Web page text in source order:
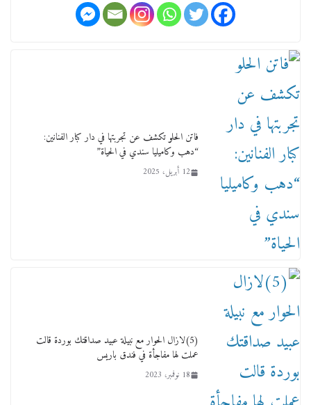
فاتن الحلو تكشف عن تجربتها في دار كبار الفنانين:
“دهب وكاميليا سندي في الحياة”
12 أبريل، 2025
(5)لازال الحوار مع نبيلة عبيد صداقتك بوردة قالت
عملت لها مفاجأة في فندق باريس
18 نوفمبر، 2023